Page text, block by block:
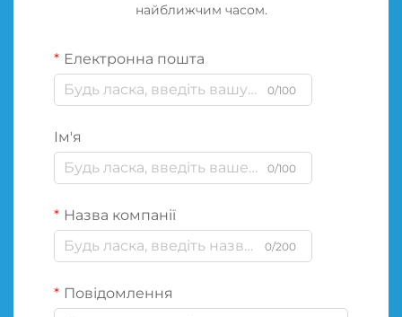
найближчим часом.
Електронна пошта
0/100
Ім'я
0/100
Назва компанії
0/200
Повідомлення